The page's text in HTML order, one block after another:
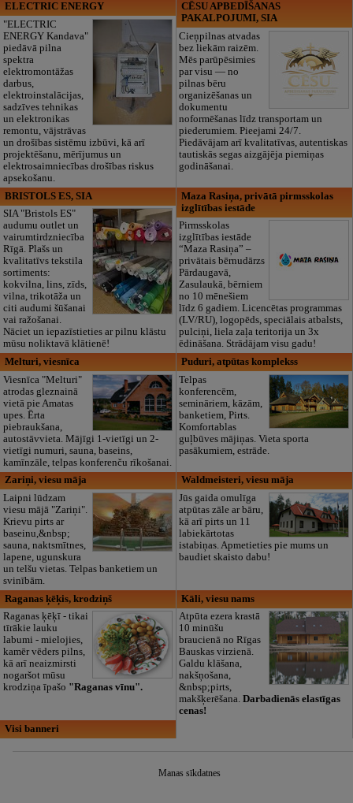
ELECTRIC ENERGY
"ELECTRIC
ENERGY Kandava"
piedāvā pilna
spektra
elektromontāžas
darbus,
elektroinstalācijas,
sadzīves tehnikas
un elektronikas
remontu, vājstrāvas
un drošības sistēmu izbūvi, kā arī
projektēšanu, mērījumus un
elektrosaimniecības drošības riskus
apsekošanu.
CĒSU APBEDĪŠANAS
PAKALPOJUMI, SIA
Cieņpilnas atvadas
bez liekām raizēm.
Mēs parūpēsimies
par visu — no
pilnas bēru
organizēšanas un
dokumentu
noformēšanas līdz transportam un
piederumiem. Pieejami 24/7.
Piedāvājam arī kvalitatīvas, autentiskas
tautiskās segas aizgājēja piemiņas
godināšanai.
BRISTOLS ES, SIA
SIA "Bristols ES"
audumu outlet un
vairumtirdzniecība
Rīgā. Plašs un
kvalitatīvs tekstila
sortiments:
kokvilna, lins, zīds,
vilna, trikotāža un
citi audumi šūšanai
vai ražošanai.
Nāciet un iepazīstieties ar pilnu klāstu
mūsu noliktavā klātienē!
Maza Rasiņa, privātā pirmsskolas
izglītības iestāde
Pirmsskolas
izglītības iestāde
“Maza Rasiņa” –
privātais bērnudārzs
Pārdaugavā,
Zasulaukā, bērniem
no 10 mēnešiem
līdz 6 gadiem. Licencētas programmas
(LV/RU), logopēds, speciālais atbalsts,
pulciņi, liela zaļa teritorija un 3x
ēdināšana. Strādājam visu gadu!
Melturi, viesnīca
Viesnīca "Melturi"
atrodas gleznainā
vietā pie Amatas
upes. Ērta
piebraukšana,
autostāvvieta. Mājīgi 1-vietīgi un 2-
vietīgi numuri, sauna, baseins,
kamīnzāle, telpas konferenču rīkošanai.
Puduri, atpūtas komplekss
Telpas
konferencēm,
semināriem, kāzām,
banketiem, Pirts.
Komfortablas
guļbūves mājiņas. Vieta sporta
pasākumiem, estrāde.
Zariņi, viesu māja
Laipni lūdzam
viesu mājā "Zariņi".
Krievu pirts ar
baseinu,&nbsp;
sauna, naktsmītnes,
lapene, ugunskura
un telšu vietas. Telpas banketiem un
svinībām.
Waldmeisteri, viesu māja
Jūs gaida omulīga
atpūtas zāle ar bāru,
kā arī pirts un 11
labiekārtotas
istabiņas. Apmetieties pie mums un
baudiet skaisto dabu!
Raganas ķēķis, krodziņš
Raganas ķēķī - tikai
tīrākie lauku
labumi - mielojies,
kamēr vēders pilns,
kā arī neaizmirsti
nogaršot mūsu
krodziņa īpašo "Raganas vīnu".
Kāli, viesu nams
Atpūta ezera krastā
10 minūšu
braucienā no Rīgas
Bauskas virzienā.
Galdu klāšana,
nakšņošana,
&nbsp;pirts,
makšķerēšana.Darbadienās elastīgas
cenas!
Visi banneri
Manas sīkdatnes